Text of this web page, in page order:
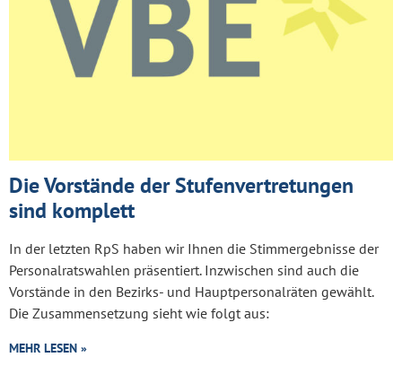
Die Vorstände der Stufenvertretungen
sind komplett
In der letzten RpS haben wir Ihnen die Stimmergebnisse der
Personalratswahlen präsentiert. Inzwischen sind auch die
Vorstände in den Bezirks- und Hauptpersonalräten gewählt.
Die Zusammensetzung sieht wie folgt aus:
MEHR LESEN »